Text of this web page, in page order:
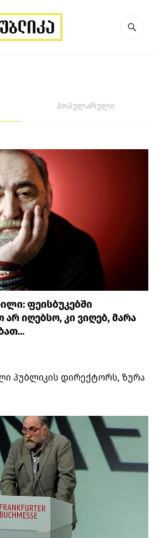
პოპულარული
ფეისბუკებში
იღებსო, კი ვიღებ, მარა
პუბლიკის დირექტორს, ზურა